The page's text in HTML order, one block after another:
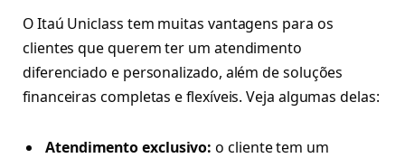
O Itaú Uniclass tem muitas vantagens para os
clientes que querem ter um atendimento
diferenciado e personalizado, além de soluções
financeiras completas e flexíveis. Veja algumas delas:
Atendimento exclusivo: o cliente tem um